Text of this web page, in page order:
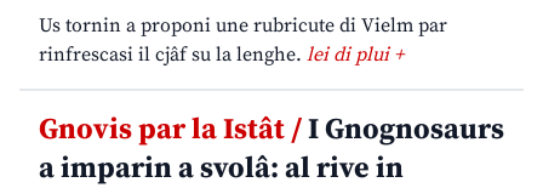
Us tornin a proponi une rubricute di Vielm par
rinfrescasi il cjâf su la lenghe. lei di plui +
Gnovis par la Istât /I Gnognosaurs
a imparin a svolâ: al rive in